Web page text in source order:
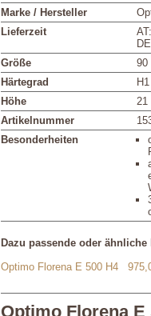
Marke / Hersteller
Lieferzeit
Größe
90
Härtegrad
H1
Höhe
21
Artikelnummer
Besonderheiten
Dazu passende oder ähnliche
Optimo Florena E 500 H4
Optimo Florena E